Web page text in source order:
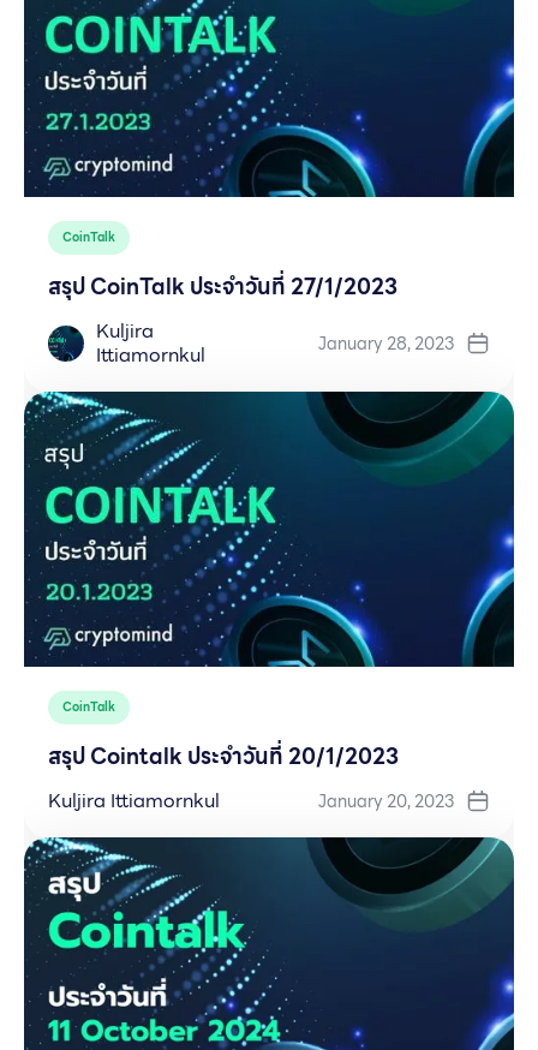
CoinTalk
สรุป CoinTalk ประจำวันที่ 27/1/2023
Kuljira
Ittiamornkul
January 28, 2023
CoinTalk
สรุป Cointalk ประจำวันที่ 20/1/2023
Kuljira Ittiamornkul January 20, 2023